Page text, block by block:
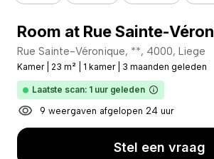
Room at Rue Sainte-
Rue Sainte-Véronique, **, 4000, Liege
Kamer 23 m² 1 kamer 3 maanden geleden
Laatste scan: 1 uur geleden
9 weergaven afgelopen 24 uur
Stel een vraag